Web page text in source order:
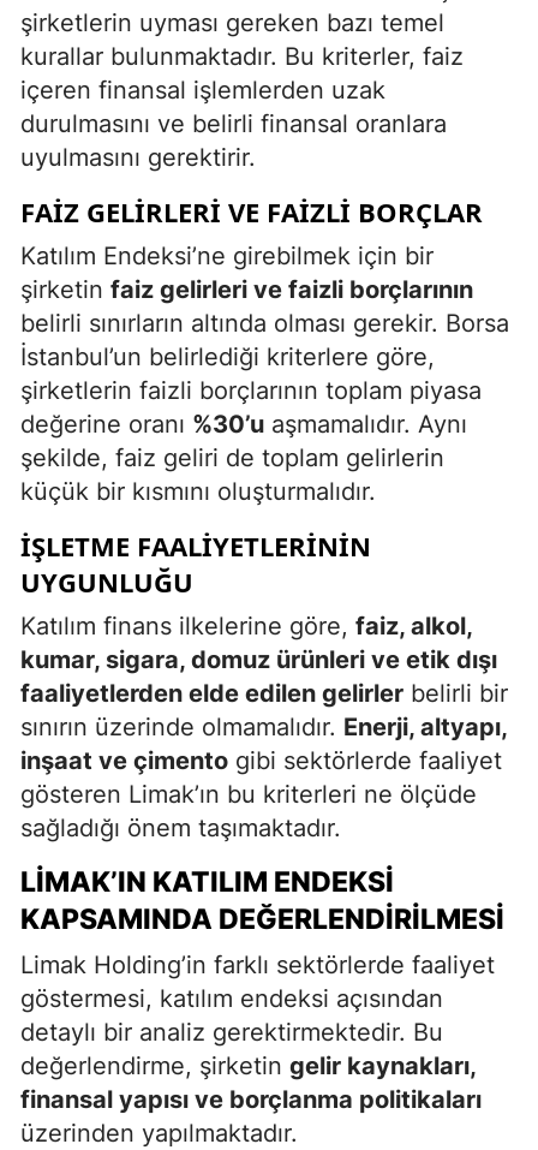
şirketlerin uyması gereken bazı temel
kurallar bulunmaktadır. Bu kriterler, faiz
içeren finansal işlemlerden uzak
durulmasını ve belirli finansal oranlara
uyulmasını gerektirir.
FAIZ GELIRLERI VE FAIZLI BORÇLAR
Katılım Endeksi’ne girebilmek için bir
şirketin faiz gelirleri ve faizli borçlarının
belirli sınırların altında olması gerekir. Borsa
İstanbul’un belirlediği kriterlere göre,
şirketlerin faizli borçlarının toplam piyasa
değerine oranı %30’u aşmamalıdır. Aynı
şekilde, faiz geliri de toplam gelirlerin
küçük bir kısmını oluşturmalıdır.
İŞLETME FAALIYETLERININ
UYGUNLUĞU
Katılım finans ilkelerine göre, faiz, alkol,
kumar, sigara, domuz ürünleri ve etik dışı
faaliyetlerden elde edilen gelirler belirli bir
sınırın üzerinde olmamalıdır. Enerji, altyapı,
inşaat ve çimento gibi sektörlerde faaliyet
gösteren Limak’ın bu kriterleri ne ölçüde
sağladığı önem taşımaktadır.
LIMAK’IN KATILIM ENDEKSI
KAPSAMINDA DEĞERLENDIRILMESI
Limak Holding’in farklı sektörlerde faaliyet
göstermesi, katılım endeksi açısından
detaylı bir analiz gerektirmektedir. Bu
değerlendirme, şirketin gelir kaynakları,
finansal yapısı ve borçlanma politikaları
üzerinden yapılmaktadır.